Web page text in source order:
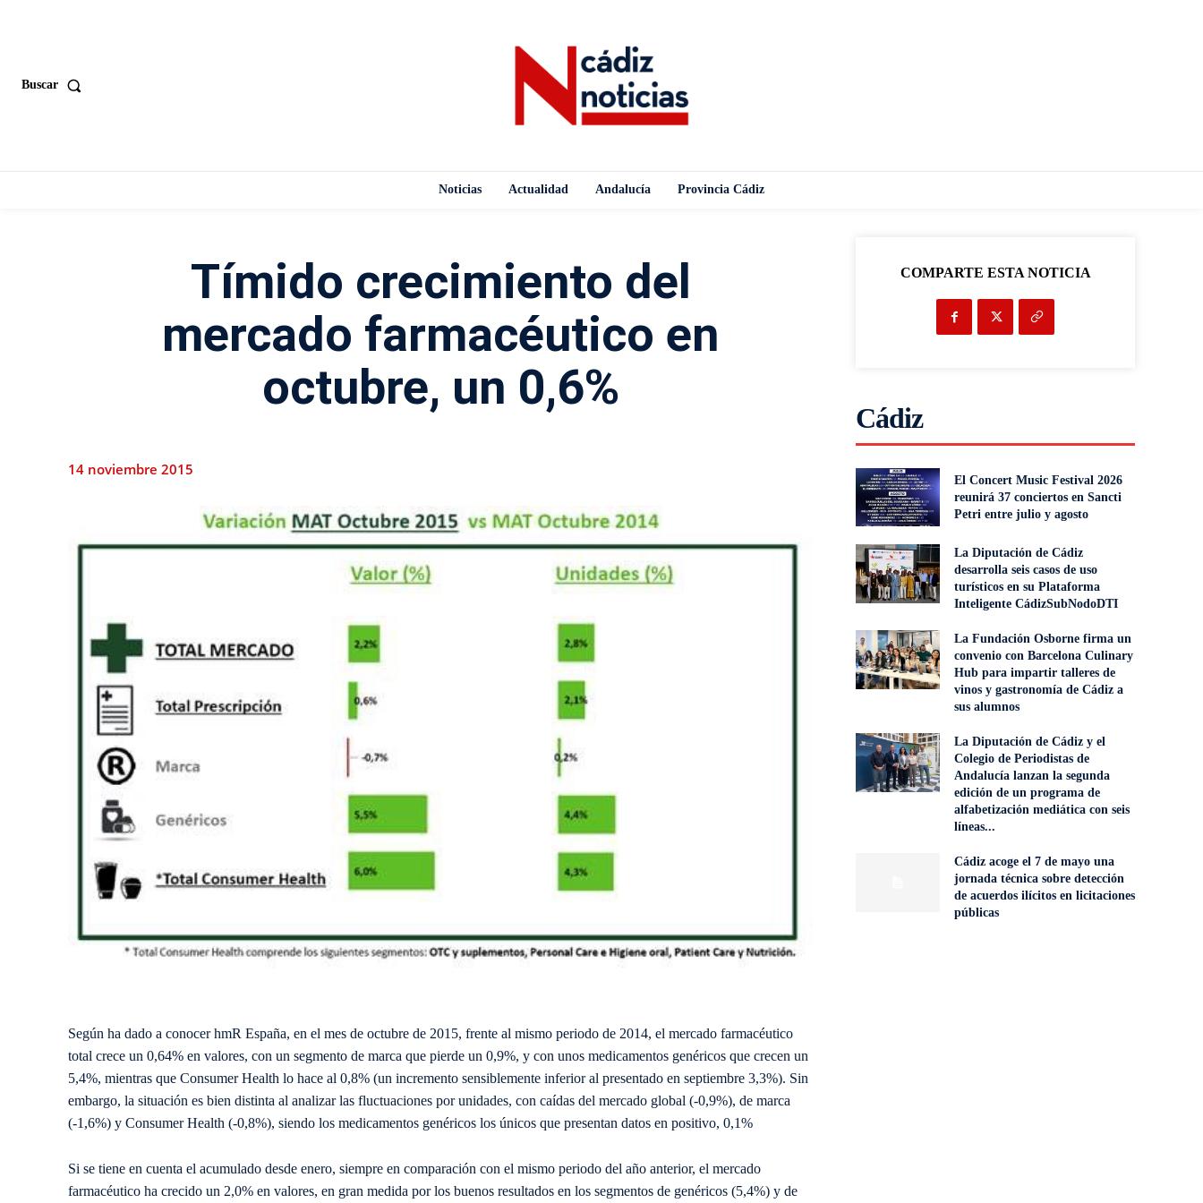
Buscar
Noticias Actualidad Andalucía Provincia Cádiz
Tímido crecimiento del
mercado farmacéutico en
octubre, un 0,6%
14 noviembre 2015
Según ha dado a conocer hmR España, en el mes de octubre de 2015, frente al mismo periodo de 2014, el mercado farmacéutico
total crece un 0,64% en valores, con un segmento de marca que pierde un 0,9%, y con unos medicamentos genéricos que crecen un
5,4%, mientras que Consumer Health lo hace al 0,8% (un incremento sensiblemente inferior al presentado en septiembre 3,3%). Sin
embargo, la situación es bien distinta al analizar las fluctuaciones por unidades, con caídas del mercado global (-0,9%), de marca
(-1,6%) y Consumer Health (-0,8%), siendo los medicamentos genéricos los únicos que presentan datos en positivo, 0,1%
Si se tiene en cuenta el acumulado desde enero, siempre en comparación con el mismo periodo del año anterior, el mercado
farmacéutico ha crecido un 2,0% en valores, en gran medida por los buenos resultados en los segmentos de genéricos (5,4%) y de
COMPARTE ESTA NOTICIA
Cádiz
El Concert Music Festival 2026
reunirá 37 conciertos en Sancti
Petri entre julio y agosto
La Diputación de Cádiz
desarrolla seis casos de uso
turísticos en su Plataforma
Inteligente CádizSubNodoDTI
La Fundación Osborne firma un
convenio con Barcelona Culinary
Hub para impartir talleres de
vinos y gastronomía de Cádiz a
sus alumnos
La Diputación de Cádiz y el
Colegio de Periodistas de
Andalucía lanzan la segunda
edición de un programa de
alfabetización mediática con seis
líneas...
Cádiz acoge el 7 de mayo una
jornada técnica sobre detección
de acuerdos ilícitos en licitaciones
públicas